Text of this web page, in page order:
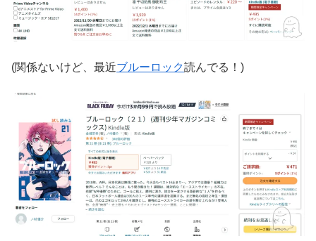
(関係ないけど、最近ブルーロック読んでる！)